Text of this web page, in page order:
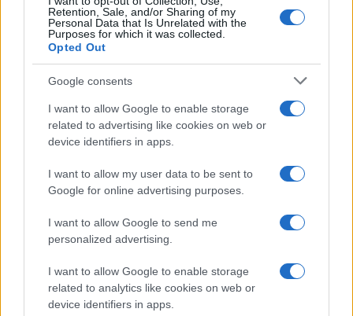
Retention, Sale, and/or Sharing of my
Personal Data that Is Unrelated with the
Purposes for which it was collected.
Opted Out
Google consents
I want to allow Google to enable storage
related to advertising like cookies on web or
device identifiers in apps.
I want to allow my user data to be sent to
Google for online advertising purposes.
I want to allow Google to send me
personalized advertising.
I want to allow Google to enable storage
related to analytics like cookies on web or
device identifiers in apps.